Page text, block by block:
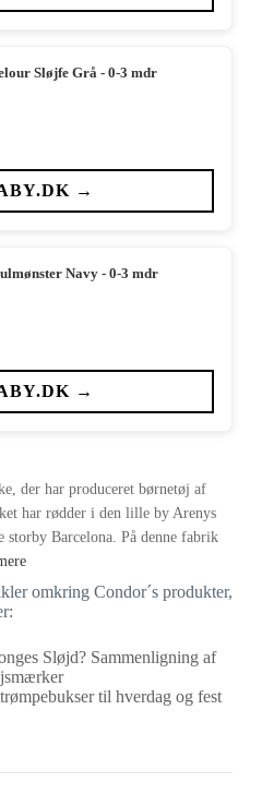
Sløjfe Grå - 0-3 mdr
→
Navy - 0-3 mdr
→
der har produceret børnetøj af
har rødder i den lille by Arenys
Barcelona. På denne fabrik
omkring Condor´s produkter,
Sløjd? Sammenligning af
til hverdag og fest